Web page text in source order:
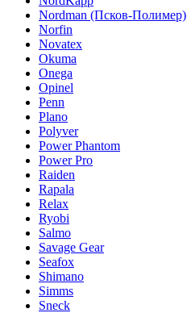
Nordman (Псков-Полимер)
Norfin
Novatex
Okuma
Onega
Opinel
Penn
Plano
Polyver
Power Phantom
Power Pro
Raiden
Rapala
Relax
Ryobi
Salmo
Savage Gear
Seafox
Shimano
Simms
Sneck